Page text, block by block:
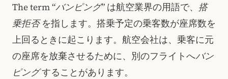
The term “バンピング” は航空業界の用語で、 搭
乗拒否を指します。搭乗予定の乗客数が座席数を
上回るときに起こります。航空会社は、乗客に元
の座席を放棄させるために、別のフライトへバン
ピングすることがあります。